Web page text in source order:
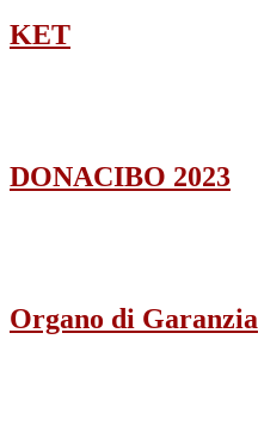
KET
DONACIBO 2023
Organo di Garanzia